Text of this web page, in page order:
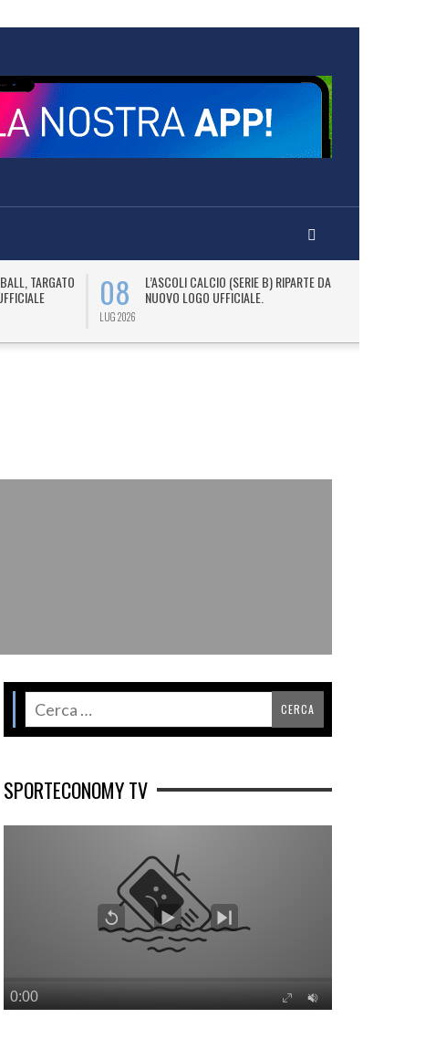
TARGATO
08
LUG 2026
L’ASCOLI CALCIO (SERIE B) RIPARTE DAL
NUOVO LOGO UFFICIALE.
SPORTECONOMY TV